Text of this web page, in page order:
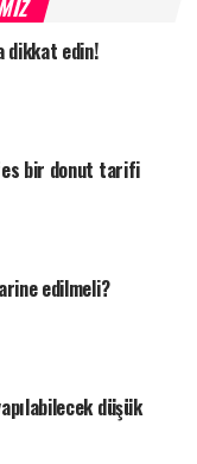
dikkat edin!
bir donut tarifi
edilmeli?
düşük